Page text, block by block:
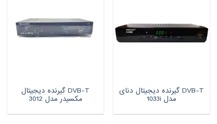
DVB-T گیرنده دیجیتال دنای
مدل 1033i
DVB-T گیرنده دیجیتال
مکسیدر مدل 3012